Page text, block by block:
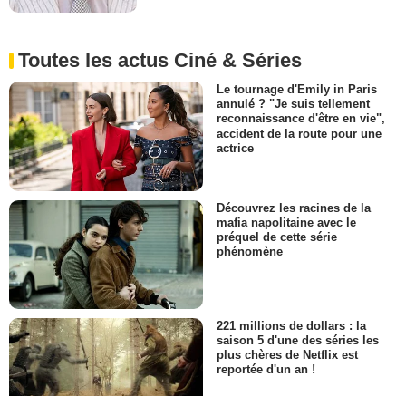
Toutes les actus Ciné & Séries
Le tournage d'Emily in Paris
annulé ? "Je suis tellement
reconnaissance d'être en vie",
accident de la route pour une
actrice
Découvrez les racines de la
mafia napolitaine avec le
préquel de cette série
phénomène
221 millions de dollars : la
saison 5 d'une des séries les
plus chères de Netflix est
reportée d'un an !